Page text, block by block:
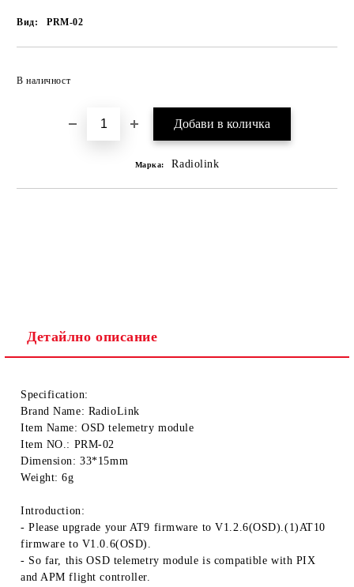
Вид: PRM-02
В наличност
Марка: Radiolink
Детайлно описание
Specification:
Brand Name: RadioLink
Item Name: OSD telemetry module
Item NO.: PRM-02
Dimension: 33*15mm
Weight: 6g
Introduction:
- Please upgrade your AT9 firmware to V1.2.6(OSD).(1)AT10
firmware to V1.0.6(OSD).
- So far, this OSD telemetry module is compatible with PIX
and APM flight controller.